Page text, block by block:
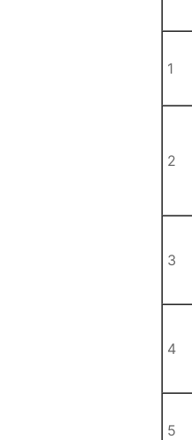
1
2
3
4
5